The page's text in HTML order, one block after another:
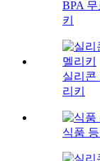
BPA
키
실리콘
리키
식품